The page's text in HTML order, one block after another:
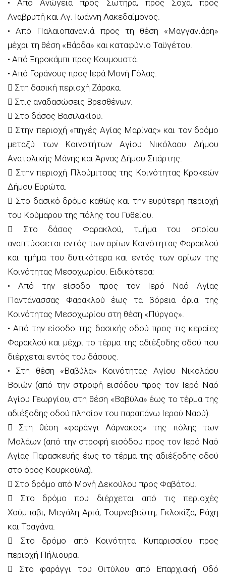
• Από Ανώγεια προς Σωτήρα, προς Σοχά, προς
Αναβρυτή και Αγ. Ιωάννη Λακεδαίμονος.
• Από Παλαιοπαναγιά προς τη θέση «Μαγγανιάρη»
µέχρι τη θέση «Βάρδα» και καταφύγιο Ταϋγέτου.
• Από Ξηροκάµπι προς Κουµουστά.
• Από Γοράνους προς Ιερά Μονή Γόλας.
 Στη δασική περιοχή Ζάρακα.
 Στις αναδασώσεις Βρεσθένων.
 Στο δάσος Βασιλακίου.
 Στην περιοχή «πηγές Αγίας Μαρίνας» και τον δρόμο
μεταξύ των Κοινοτήτων Αγίου Νικόλαου Δήμου
Ανατολικής Μάνης και Άρνας Δήμου Σπάρτης.
 Στην περιοχή Πλούμιτσας της Κοινότητας Κροκεών
Δήμου Ευρώτα.
 Στο δασικό δρόμο καθώς και την ευρύτερη περιοχή
του Κούμαρου της πόλης του Γυθείου.
 Στο δάσος Φαρακλού, τμήμα του οποίου
αναπτύσσεται εντός των ορίων Κοινότητας Φαρακλού
και τμήμα του δυτικότερα και εντός των ορίων της
Κοινότητας Μεσοχωρίου. Ειδικότερα:
• Από την είσοδο προς τον Ιερό Ναό Αγίας
Παντάνασσας Φαρακλού έως τα βόρεια όρια της
Κοινότητας Μεσοχωρίου στη θέση «Πύργος».
• Από την είσοδο της δασικής οδού προς τις κεραίες
Φαρακλού και μέχρι το τέρμα της αδιέξοδης οδού που
διέρχεται εντός του δάσους.
• Στη θέση «Βαβύλα» Κοινότητας Αγίου Νικολάου
Βοιών (από την στροφή εισόδου προς τον Ιερό Ναό
Αγίου Γεωργίου, στη θέση «Βαβύλα» έως το τέρμα της
αδιέξοδης οδού πλησίον του παραπάνω Ιερού Ναού).
 Στη θέση «φαράγγι Λάρνακος» της πόλης των
Μολάων (από την στροφή εισόδου προς τον Ιερό Ναό
Αγίας Παρασκευής έως το τέρμα της αδιέξοδης οδού
στο όρος Κουρκούλα).
 Στο δρόμο από Μονή Δεκούλου προς Φαβάτου.
 Στο δρόμο που διέρχεται από τις περιοχές
Χούμπαβι, Μεγάλη Αριά, Τουρναβιώτη, Γκλοκίζα, Ράχη
και Τραγάνα.
 Στο δρόμο από Κοινότητα Κυπαρισσίου προς
περιοχή Πήλιουρα.
 Στο φαράγγι του Οιτύλου από Επαρχιακή Οδό